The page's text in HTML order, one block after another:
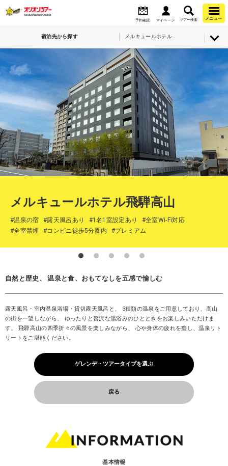
予約確認 マイページ ツアー検索 メニュー
宿泊先から探す メルキュールホテル飛騨高山
メルキュールホテル飛騨高山
#温泉の宿 #露天風呂あり #1名1室設定あり
#全室Wi-Fi対応
#全室禁煙
#コンビニ徒歩5分圏内 #プレミアム
自然と歴史、 温泉と食、おもてなしを五感で愉しむ
露天風呂・室内温泉浴場・貸切露天風呂と、 3種類の温泉をご用意しており、高山
の街を一望しながら、 ゆったりと贅沢な湯浴みのひとときをお楽しみいただけま
す。 飛騨高山の四季折々の風景を楽しみながら、 心や身体の疲れを癒し、温泉リト
リートをご堪能ください。
ゲレンデ・ツアータイプを選ぶ
戻る
基本情報